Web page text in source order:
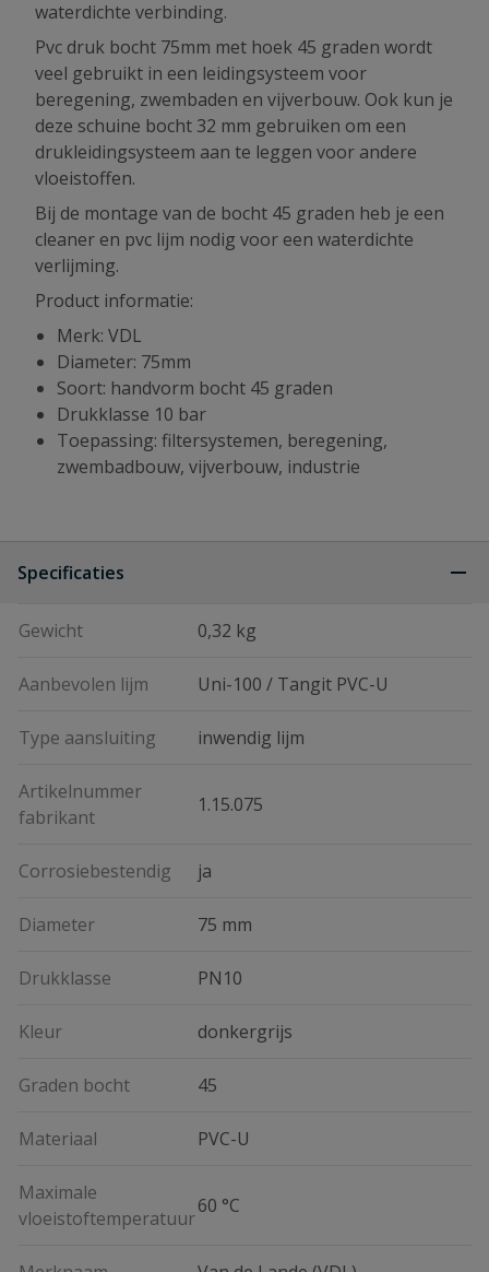
waterdichte verbinding.
Pvc druk bocht 75mm met hoek 45 graden wordt
veel gebruikt in een leidingsysteem voor
beregening, zwembaden en vijverbouw. Ook kun je
deze schuine bocht 32 mm gebruiken om een
drukleidingsysteem aan te leggen voor andere
vloeistoffen.
Bij de montage van de bocht 45 graden heb je een
cleaner en pvc lijm nodig voor een waterdichte
verlijming.
Product informatie:
Merk: VDL
Diameter: 75mm
Soort: handvorm bocht 45 graden
Drukklasse 10 bar
Toepassing: filtersystemen, beregening,
zwembadbouw, vijverbouw, industrie
Specificaties
Gewicht 0,32 kg
Aanbevolen lijm Uni-100 / Tangit PVC-U
Type aansluiting inwendig lijm
Artikelnummer
fabrikant
1.15.075
Corrosiebestendig ja
Diameter 75 mm
Drukklasse PN10
Kleur donkergrijs
Graden bocht 45
Materiaal PVC-U
Maximale
vloeistoftemperatuur
60 °C